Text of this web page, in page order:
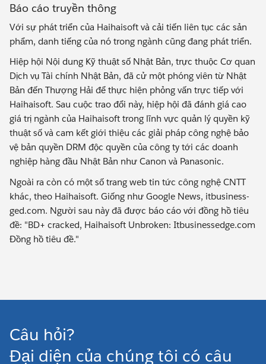
Báo cáo truyền thông
Với sự phát triển của Haihaisoft và cải tiến liên tục các sản
phẩm, danh tiếng của nó trong ngành cũng đang phát triển.
Hiệp hội Nội dung Kỹ thuật số Nhật Bản, trực thuộc Cơ quan
Dịch vụ Tài chính Nhật Bản, đã cử một phóng viên từ Nhật
Bản đến Thượng Hải để thực hiện phỏng vấn trực tiếp với
Haihaisoft. Sau cuộc trao đổi này, hiệp hội đã đánh giá cao
giá trị ngành của Haihaisoft trong lĩnh vực quản lý quyền kỹ
thuật số và cam kết giới thiệu các giải pháp công nghệ bảo
vệ bản quyền DRM độc quyền của công ty tới các doanh
nghiệp hàng đầu Nhật Bản như Canon và Panasonic.
Ngoài ra còn có một số trang web tin tức công nghệ CNTT
khác, theo Haihaisoft. Giống như Google News, itbusiness-
ged.com. Người sau này đã được báo cáo với đồng hồ tiêu
đề: "BD+ cracked, Haihaisoft Unbroken: Itbusinessedge.com
Đồng hồ tiêu đề."
Câu hỏi?
Đại diện của chúng tôi có câu